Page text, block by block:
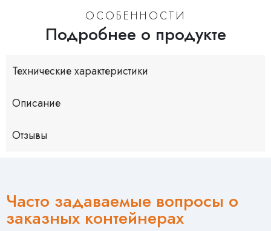
ОСОБЕННОСТИ
Подробнее о продукте
Технические характеристики
Описание
Отзывы
Часто задаваемые вопросы о
заказных контейнерах